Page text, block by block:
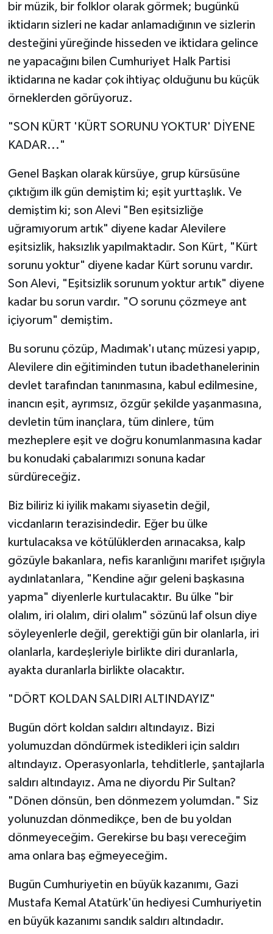
bir müzik, bir folklor olarak görmek; bugünkü
iktidarın sizleri ne kadar anlamadığının ve sizlerin
desteğini yüreğinde hisseden ve iktidara gelince
ne yapacağını bilen Cumhuriyet Halk Partisi
iktidarına ne kadar çok ihtiyaç olduğunu bu küçük
örneklerden görüyoruz.
"SON KÜRT 'KÜRT SORUNU YOKTUR' DİYENE
KADAR..."
Genel Başkan olarak kürsüye, grup kürsüsüne
çıktığım ilk gün demiştim ki; eşit yurttaşlık. Ve
demiştim ki; son Alevi "Ben eşitsizliğe
uğramıyorum artık" diyene kadar Alevilere
eşitsizlik, haksızlık yapılmaktadır. Son Kürt, "Kürt
sorunu yoktur" diyene kadar Kürt sorunu vardır.
Son Alevi, "Eşitsizlik sorunum yoktur artık" diyene
kadar bu sorun vardır. "O sorunu çözmeye ant
içiyorum" demiştim.
Bu sorunu çözüp, Madımak'ı utanç müzesi yapıp,
Alevilere din eğitiminden tutun ibadethanelerinin
devlet tarafından tanınmasına, kabul edilmesine,
inancın eşit, ayrımsız, özgür şekilde yaşanmasına,
devletin tüm inançlara, tüm dinlere, tüm
mezheplere eşit ve doğru konumlanmasına kadar
bu konudaki çabalarımızı sonuna kadar
sürdüreceğiz.
Biz biliriz ki iyilik makamı siyasetin değil,
vicdanların terazisindedir. Eğer bu ülke
kurtulacaksa ve kötülüklerden arınacaksa, kalp
gözüyle bakanlara, nefis karanlığını marifet ışığıyla
aydınlatanlara, "Kendine ağır geleni başkasına
yapma" diyenlerle kurtulacaktır. Bu ülke "bir
olalım, iri olalım, diri olalım" sözünü laf olsun diye
söyleyenlerle değil, gerektiği gün bir olanlarla, iri
olanlarla, kardeşleriyle birlikte diri duranlarla,
ayakta duranlarla birlikte olacaktır.
"DÖRT KOLDAN SALDIRI ALTINDAYIZ"
Bugün dört koldan saldırı altındayız. Bizi
yolumuzdan döndürmek istedikleri için saldırı
altındayız. Operasyonlarla, tehditlerle, şantajlarla
saldırı altındayız. Ama ne diyordu Pir Sultan?
"Dönen dönsün, ben dönmezem yolumdan." Siz
yolunuzdan dönmedikçe, ben de bu yoldan
dönmeyeceğim. Gerekirse bu başı vereceğim
ama onlara baş eğmeyeceğim.
Bugün Cumhuriyetin en büyük kazanımı, Gazi
Mustafa Kemal Atatürk'ün hediyesi Cumhuriyetin
en büyük kazanımı sandık saldırı altındadır.